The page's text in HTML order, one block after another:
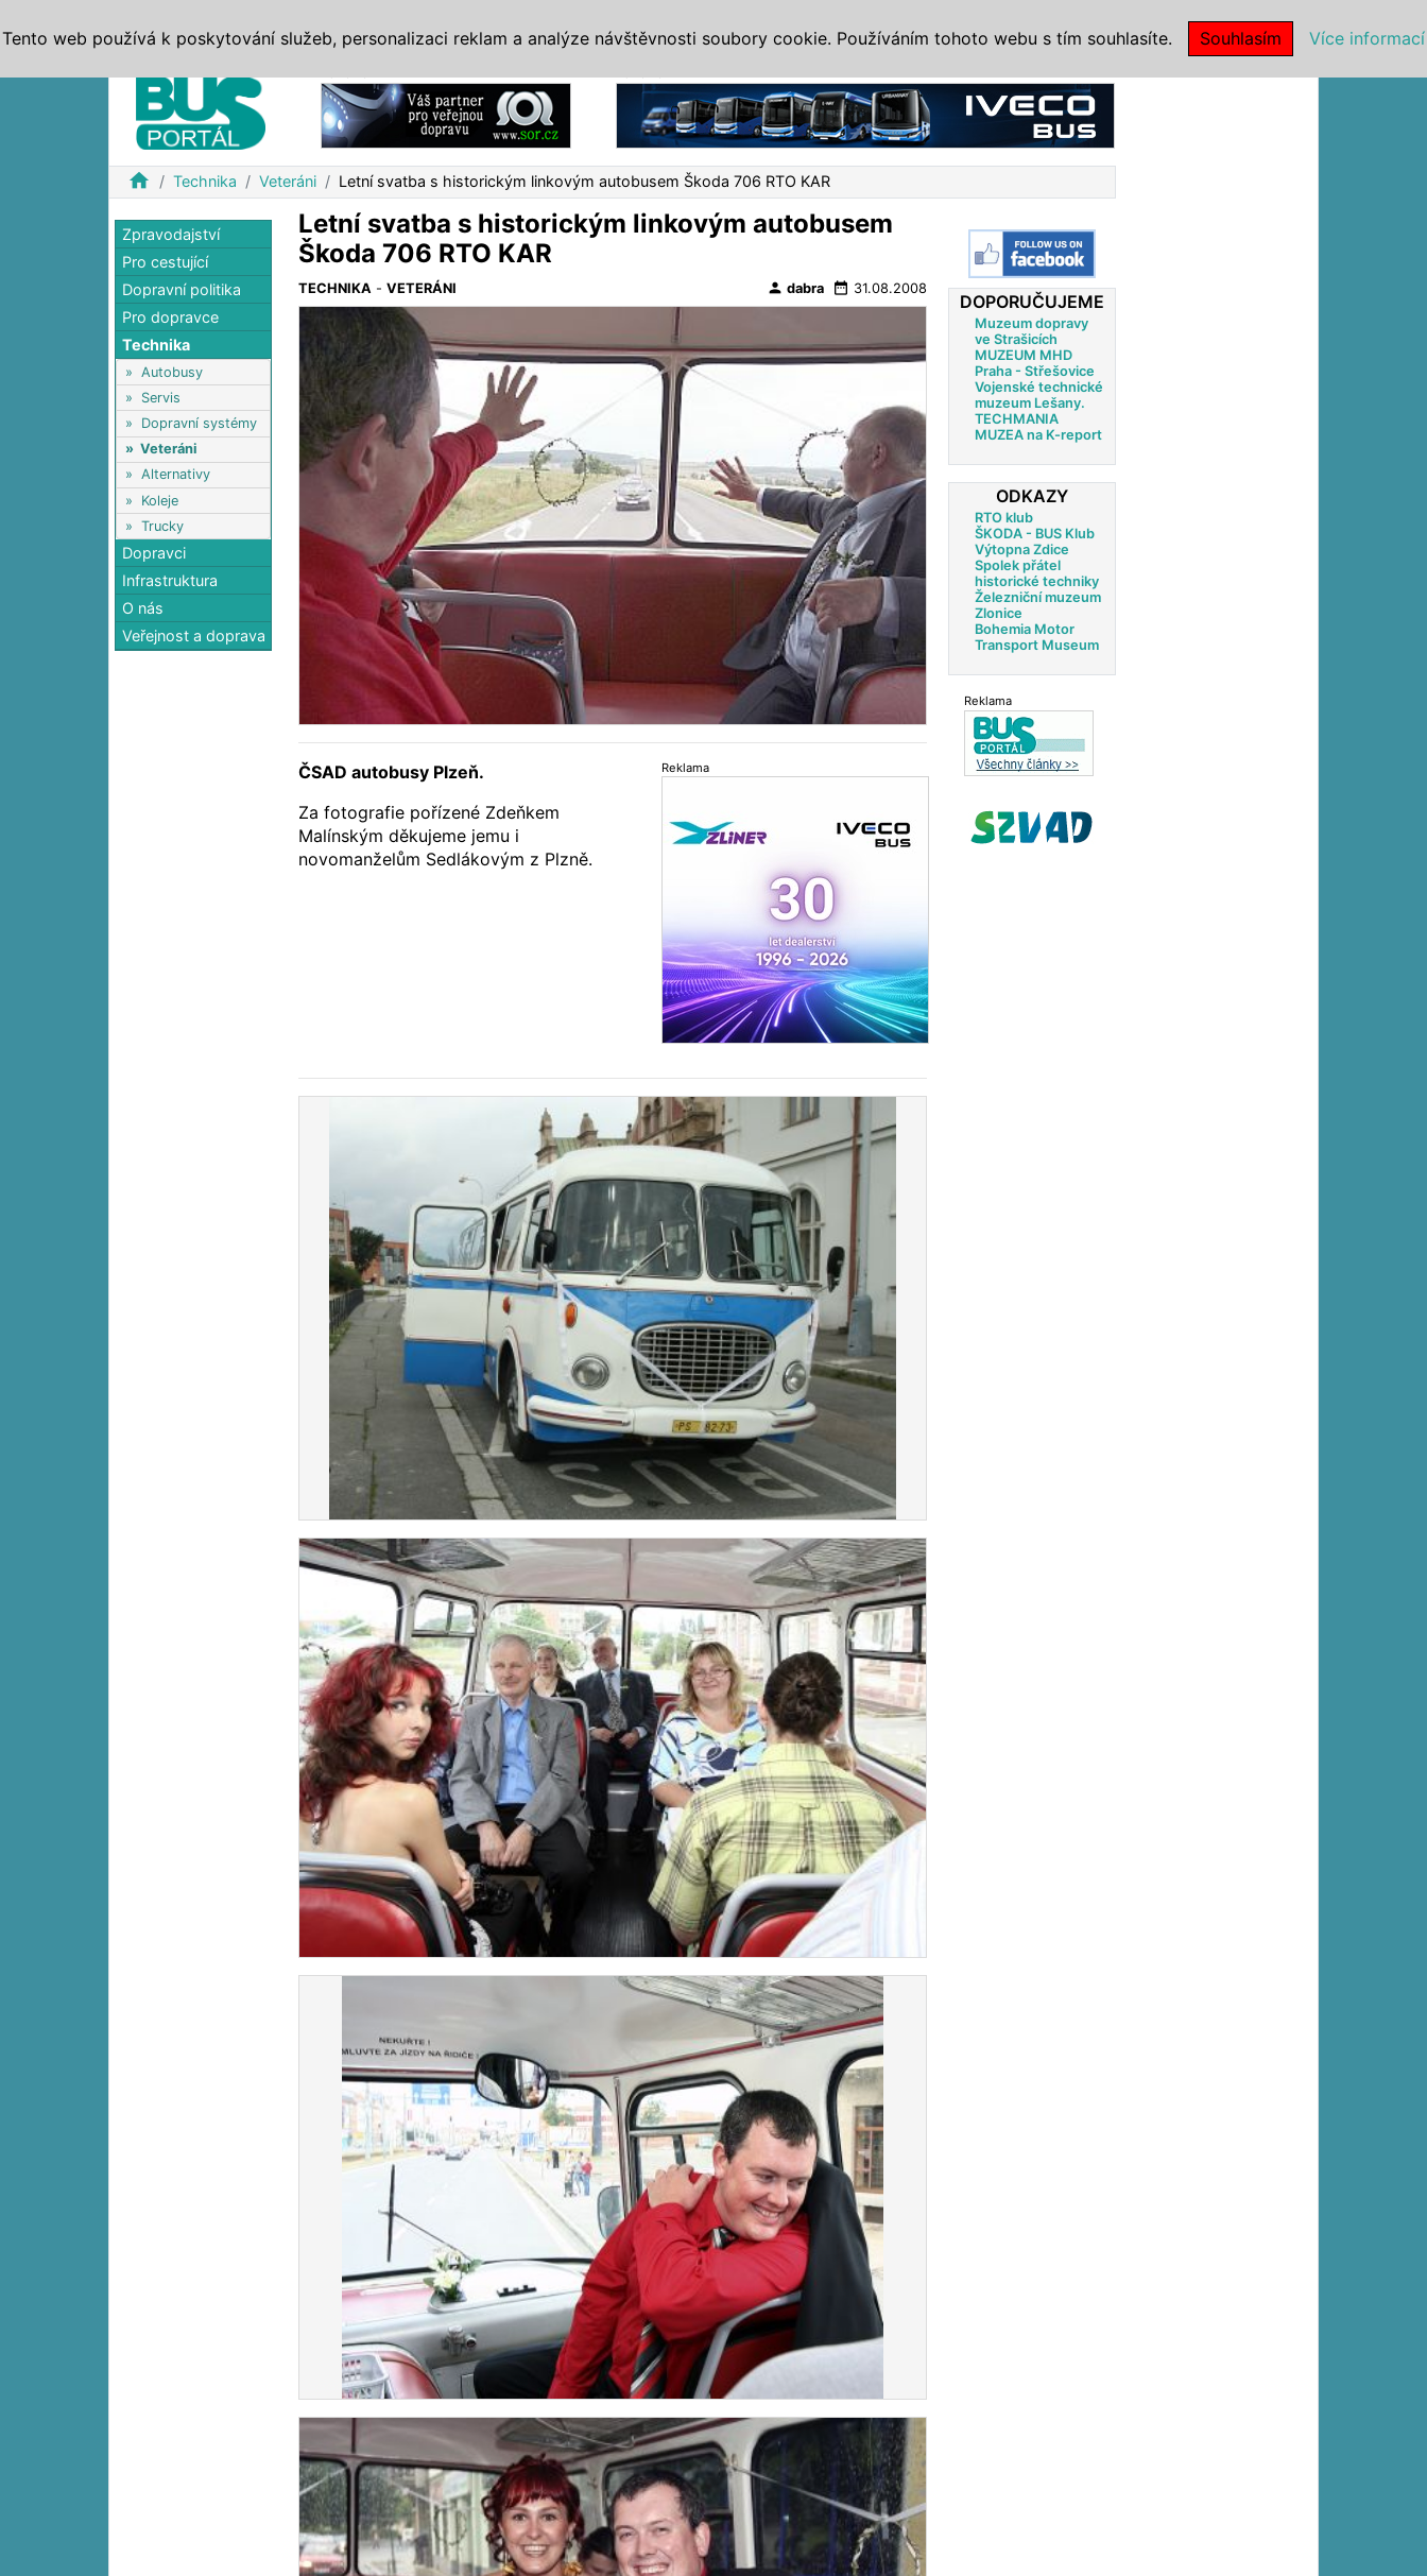
home Technika Veteráni Letní svatba s historickým linkovým autobusem Škoda 706 RTO KAR
Zpravodajství
Pro cestující
Dopravní politika
Pro dopravce
Technika
» Autobusy
» Servis
» Dopravní systémy
» Veteráni
» Alternativy
» Koleje
» Trucky
Dopravci
Infrastruktura
O nás
Veřejnost a doprava
Letní svatba s historickým linkovým autobusem
Škoda 706 RTO KAR
TECHNIKA -VETERÁNI person dabra date_range 31.08.2008
Reklama
ČSAD autobusy Plzeň.
Za fotografie pořízené Zdeňkem
Malínským děkujeme jemu i
novomanželům Sedlákovým z Plzně.
DOPORUČUJEME
Muzeum dopravy
ve Strašicích
MUZEUM MHD
Praha - Střešovice
Vojenské technické
muzeum Lešany.
TECHMANIA
MUZEA na K-report
ODKAZY
RTO klub
ŠKODA - BUS Klub
Výtopna Zdice
Spolek přátel
historické techniky
Železniční muzeum
Zlonice
Bohemia Motor
Transport Museum
Reklama
Tento web používá k poskytování služeb, personalizaci reklam a analýze návštěvnosti soubory cookie. Používáním tohoto webu s tím souhlasíte. Souhlasím Více informací